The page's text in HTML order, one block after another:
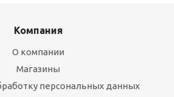
Компания
О компании
Магазины
персональных данных